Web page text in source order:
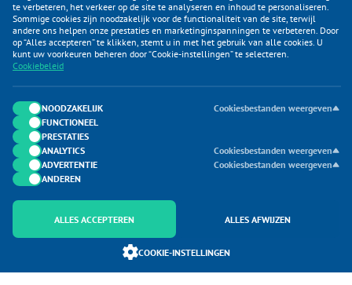
KLANTENSERVICE
CATEGORIEËN
DUIJVELAAR E-COMMERCE
CONTACTEN
Onderdeel van Duijvelaar E-commerce
SoloMono.net
te verbeteren, het verkeer op de site te analyseren en inhoud te personaliseren.
Sommige cookies zijn noodzakelijk voor de functionaliteit van de site, terwijl
andere ons helpen onze prestaties en marketinginspanningen te verbeteren. Door
op “Alles accepteren” te klikken, stemt u in met het gebruik van alle cookies. U
kunt uw voorkeuren beheren door “Cookie-instellingen” te selecteren.
Cookiebeleid
NOODZAKELIJK
Cookiesbestanden weergeven
FUNCTIONEEL
PRESTATIES
ANALYTICS
Cookiesbestanden weergeven
ADVERTENTIE
Cookiesbestanden weergeven
ANDEREN
ALLES ACCEPTEREN ALLES AFWIJZEN
COOKIE-INSTELLINGEN